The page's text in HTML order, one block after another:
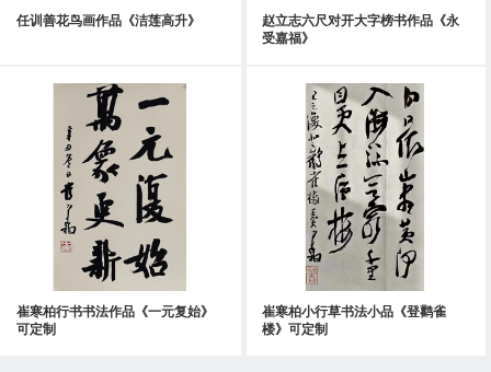
任训善花鸟画作品《洁莲高升》
赵立志六尺对开大字榜书作品《永
受嘉福》
崔寒柏行书书法作品《一元复始》
可定制
崔寒柏小行草书法小品《登鹳雀
楼》可定制